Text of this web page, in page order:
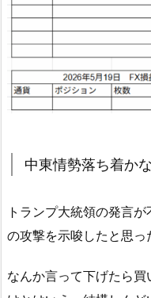
中東情勢落ち着か
トランプ大統領の発言
の攻撃を示唆したと思っ
なんか言って下げたら